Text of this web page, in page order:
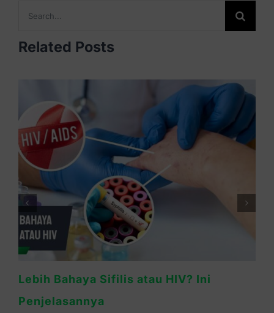
for:
Related Posts
Kapan Gejala Sifilis Muncul? Ini Masa
Inkubasinya